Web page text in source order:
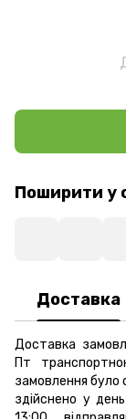
Поширити у
Доставка
Доставка
Пт
замовлення було
здійснено у